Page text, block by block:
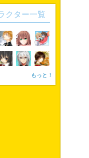
クター一覧
もっと！